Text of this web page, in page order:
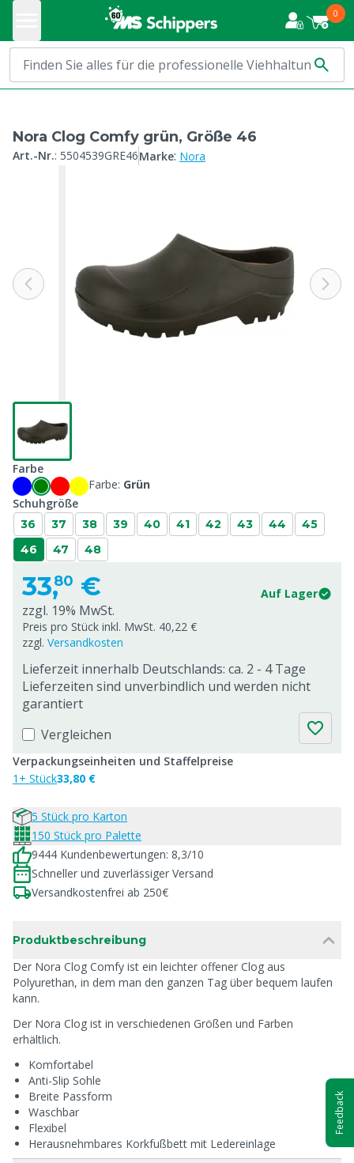
0
Nora Clog Comfy grün, Größe 46
Art.-Nr.: 5504539GRE46Marke: Nora
Farbe
Farbe: Grün
Schuhgröße
36 37 38 39 40 41 42 43 44
45
46
47 48
33,80 € Auf Lager
zzgl. 19% MwSt.
Preis pro Stück inkl. MwSt. 40,22 €
zzgl. Versandkosten
Lieferzeit innerhalb Deutschlands: ca. 2 - 4 Tage
Lieferzeiten sind unverbindlich und werden nicht
garantiert
Vergleichen
Verpackungseinheiten und Staffelpreise
1+ Stück33,80 €
5 Stück pro Karton
150 Stück pro Palette
9444 Kundenbewertungen: 8,3/10
Schneller und zuverlässiger Versand
Versandkostenfrei ab 250€
Produktbeschreibung
Der Nora Clog Comfy ist ein leichter offener Clog aus
Polyurethan, in dem man den ganzen Tag über bequem laufen
kann.
Der Nora Clog ist in verschiedenen Größen und Farben
erhältlich.
Komfortabel
Anti-Slip Sohle
Breite Passform
Waschbar
Flexibel
Herausnehmbares Korkfußbett mit Ledereinlage
Feedback